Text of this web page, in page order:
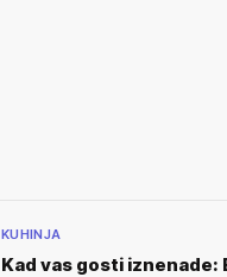
KUHINJA
Kad vas gosti iznenade: